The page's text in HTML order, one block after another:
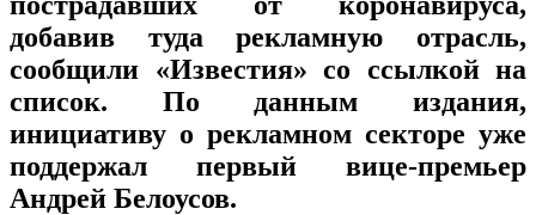
добавив туда рекламную отрасль,
сообщили «Известия» со ссылкой на
список. По данным издания,
инициативу о рекламном секторе уже
поддержал первый вице-премьер
Андрей Белоусов.